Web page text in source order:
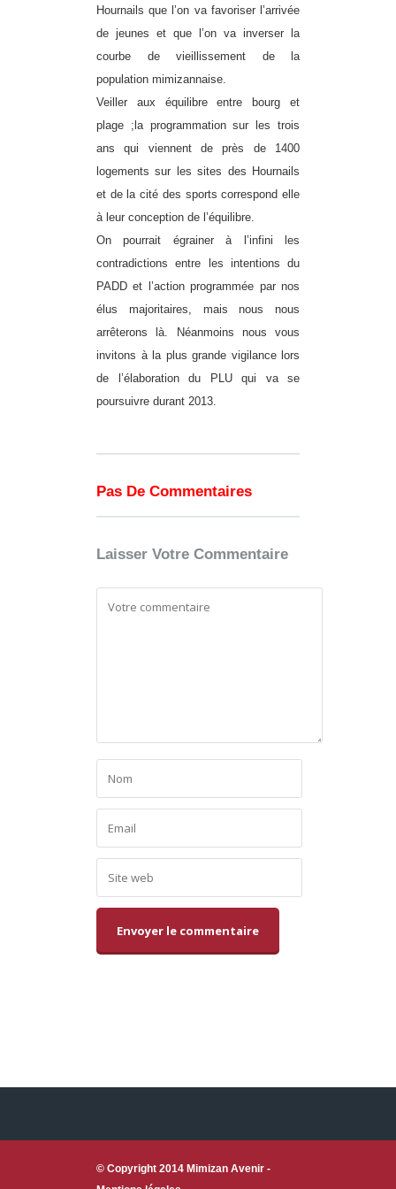
Hournails que l’on va favoriser l’arrivée
de jeunes et que l’on va inverser la
courbe de vieillissement de la
population mimizannaise.
Veiller aux équilibre entre bourg et
plage ;la programmation sur les trois
ans qui viennent de près de 1400
logements sur les sites des Hournails
et de la cité des sports correspond elle
à leur conception de l’équilibre.
On pourrait égrainer à l’infini les
contradictions entre les intentions du
PADD et l’action programmée par nos
élus majoritaires, mais nous nous
arrêterons là. Néanmoins nous vous
invitons à la plus grande vigilance lors
de l’élaboration du PLU qui va se
poursuivre durant 2013.
Pas De Commentaires
Laisser Votre Commentaire
© Copyright 2014 Mimizan Avenir -